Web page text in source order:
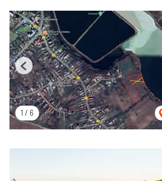
1 / 6
Previous